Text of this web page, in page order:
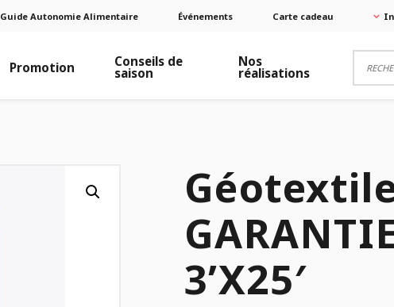
Guide Autonomie Alimentaire Événements Carte cadeau
Promotion Conseils de
saison
Nos
réalisations
3’X25′